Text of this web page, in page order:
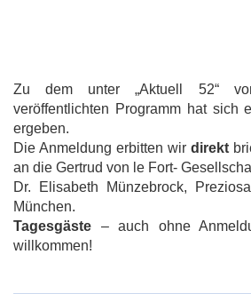
Zu dem unter „Aktuell 52“
veröffentlichten Programm hat sich
ergeben.
Die Anmeldung erbitten wir direkt
an die Gertrud von le Fort-
Dr. Elisabeth Münzebrock,
München.
Tagesgäste – auch ohne
willkommen!